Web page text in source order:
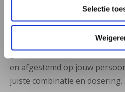
Selectie
persoonlijk recept worden
gecombineerd met
De bacteriestammen die
geselecteerd op basis van
en afgestemd op jouw
juiste combinatie en dosering.